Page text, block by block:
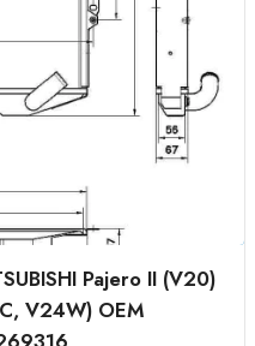
Pajero II (V20)
V24W) OEM